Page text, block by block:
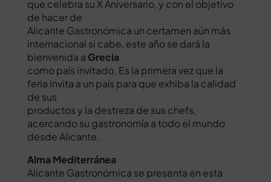
que celebra su X Aniversario, y con el objetivo
de hacer de
Alicante Gastronómica un certamen aún más
internacional si cabe, este año se dará la
bienvenida a Grecia
como país invitado. Es la primera vez que la
feria invita a un país para que exhiba la calidad
de sus
productos y la destreza de sus chefs,
acercando su gastronomía a todo el mundo
desde Alicante.
Alma Mediterránea
Alicante Gastronómica se presenta en esta